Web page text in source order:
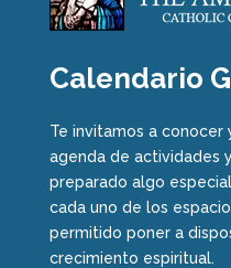
Calendario
Te invitamos a conocer
agenda de actividades
preparado algo
cada uno de los
permitido poner a
crecimiento espiritual.